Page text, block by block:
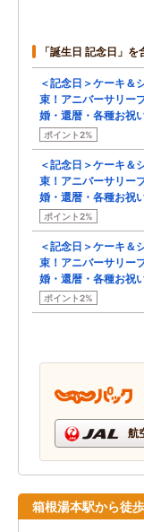
「誕生日 記念日」
＜記念日＞ケーキ＆
束！アニバーサリー
婚・還暦・各種お祝い
ポイント2%
＜記念日＞ケーキ＆
束！アニバーサリー
婚・還暦・各種お祝い
ポイント2%
＜記念日＞ケーキ＆
束！アニバーサリー
婚・還暦・各種お祝い
ポイント2%
航
箱根湯本駅から徒